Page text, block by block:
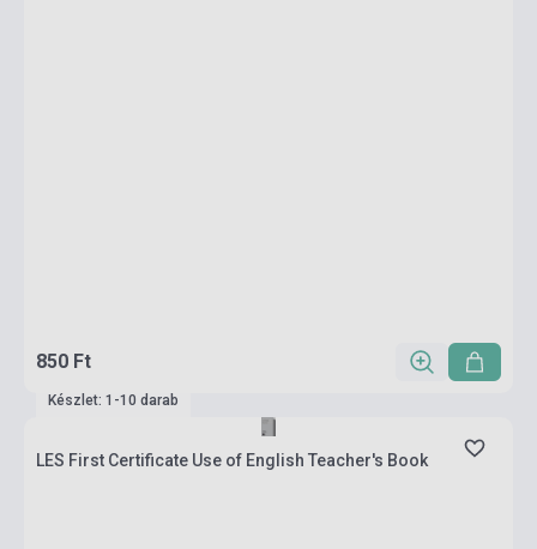
850 Ft
Készlet: 1-10 darab
LES First Certificate Use of English Teacher's Book